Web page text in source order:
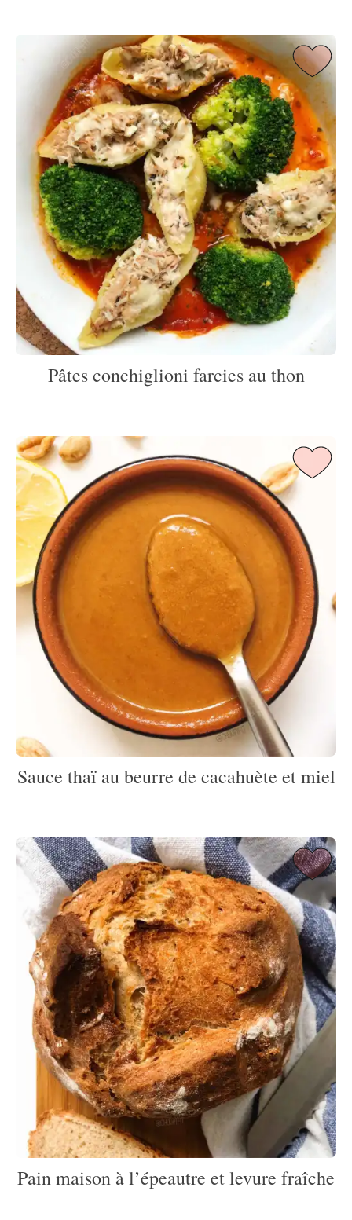
Pâtes conchiglioni farcies au thon
Sauce thaï au beurre de cacahuète et miel
Pain maison à l’épeautre et levure fraîche